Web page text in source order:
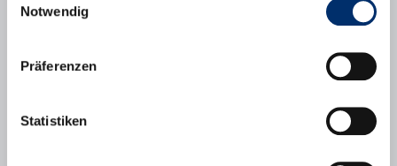
Notwendig
Präferenzen
Statistiken
dem Schulweg zu engagieren.
Der Kinderschutzbund Kreisverband Fürstenfeldbruck e.V.
www.kinderschutzbund-ffb.de